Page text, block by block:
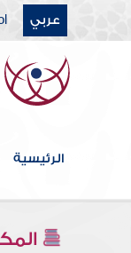
عربي
الرئيسية
الأصول